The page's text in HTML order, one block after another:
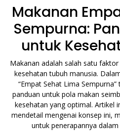
Makanan
Sempurna:
untuk
Makanan adalah salah satu
kesehatan tubuh manusia.
“Empat Sehat Lima
panduan untuk pola makan
kesehatan yang optimal. Artikel
mendetail mengenai konsep ini,
untuk penerapannya